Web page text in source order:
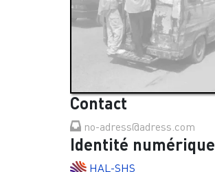
Contact
no-adress@adress.com
Identité numérique
HAL-SHS